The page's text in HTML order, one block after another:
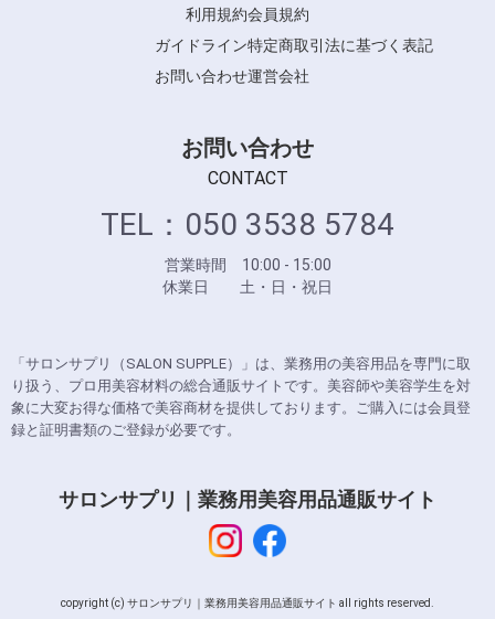
利用規約会員規約
ガイドライン特定商取引法に基づく表記
お問い合わせ運営会社
お問い合わせ
CONTACT
TEL：050 3538 5784
営業時間 10:00 - 15:00
休業日 土・日・祝日
「サロンサプリ（SALON SUPPLE）」は、業務用の美容用品を専門に取
り扱う、プロ用美容材料の総合通販サイトです。美容師や美容学生を対
象に大変お得な価格で美容商材を提供しております。ご購入には会員登
録と証明書類のご登録が必要です。
サロンサプリ｜業務用美容用品通販サイト
copyright (c) サロンサプリ｜業務用美容用品通販サイト all rights reserved.